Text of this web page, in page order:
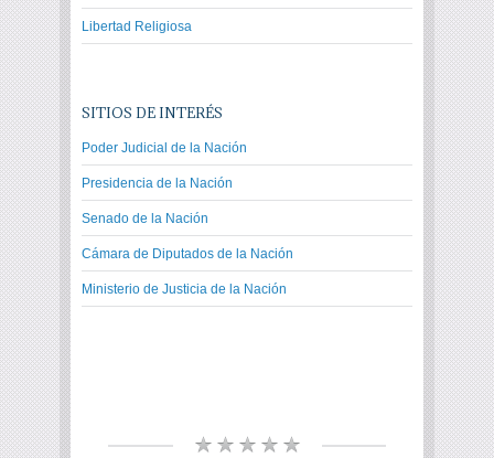
Libertad Religiosa
SITIOS DE INTERÉS
Poder Judicial de la Nación
Presidencia de la Nación
Senado de la Nación
Cámara de Diputados de la Nación
Ministerio de Justicia de la Nación